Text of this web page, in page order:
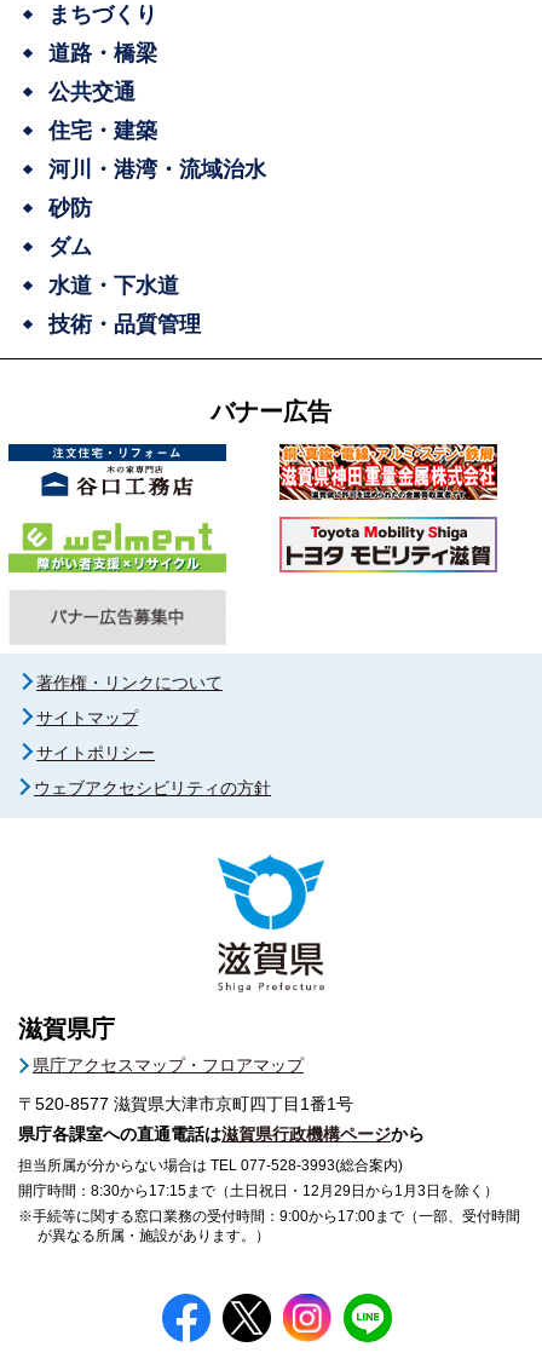
まちづくり
道路・橋梁
公共交通
住宅・建築
河川・港湾・流域治水
砂防
ダム
水道・下水道
技術・品質管理
バナー広告
著作権・リンクについて
サイトマップ
サイトポリシー
ウェブアクセシビリティの方針
滋賀県庁
県庁アクセスマップ・フロアマップ
〒520-8577 滋賀県大津市京町四丁目1番1号
県庁各課室への直通電話は滋賀県行政機構ページから
担当所属が分からない場合は TEL 077-528-3993(総合案内)
開庁時間：8:30から17:15まで（土日祝日・12月29日から1月3日を除く）
※手続等に関する窓口業務の受付時間：9:00から17:00まで（一部、受付時間
が異なる所属・施設があります。）